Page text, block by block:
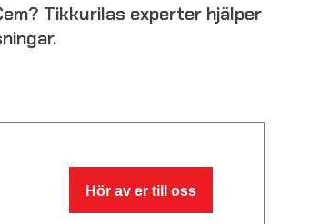
Tikkurilas experter hjälper
Hör av er till oss